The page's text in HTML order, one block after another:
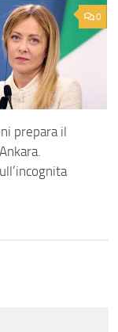
0
prepara il